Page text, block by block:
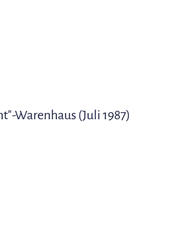
Warenhaus (Juli 1987)